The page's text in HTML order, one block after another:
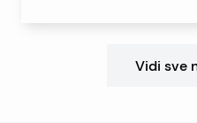
Vidi sve